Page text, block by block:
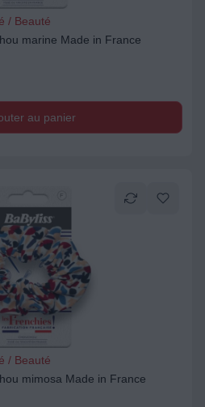
/ Beauté
marine Made in France
au panier
/ Beauté
mimosa Made in France